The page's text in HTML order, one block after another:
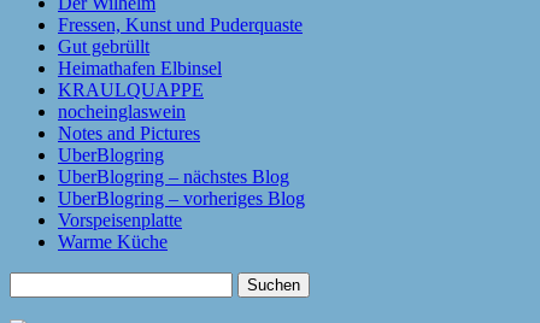
Fressen, Kunst und Puderquaste
Gut gebrüllt
Heimathafen Elbinsel
KRAULQUAPPE
nocheinglaswein
Notes and Pictures
UberBlogring
UberBlogring – nächstes Blog
UberBlogring – vorheriges Blog
Vorspeisenplatte
Warme Küche
nach: